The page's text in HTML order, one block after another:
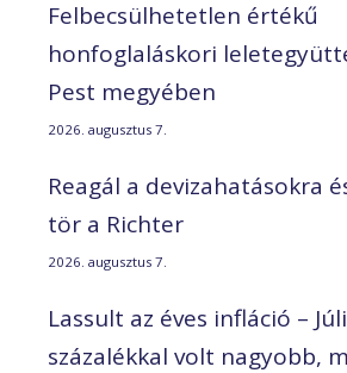
Felbecsülhetetlen értékű
honfoglaláskori
Pest megyében
2026. augusztus 7.
Reagál a devizahatásokra
tör a Richter
2026. augusztus 7.
Lassult az éves infláció –
százalékkal volt nagyobb,